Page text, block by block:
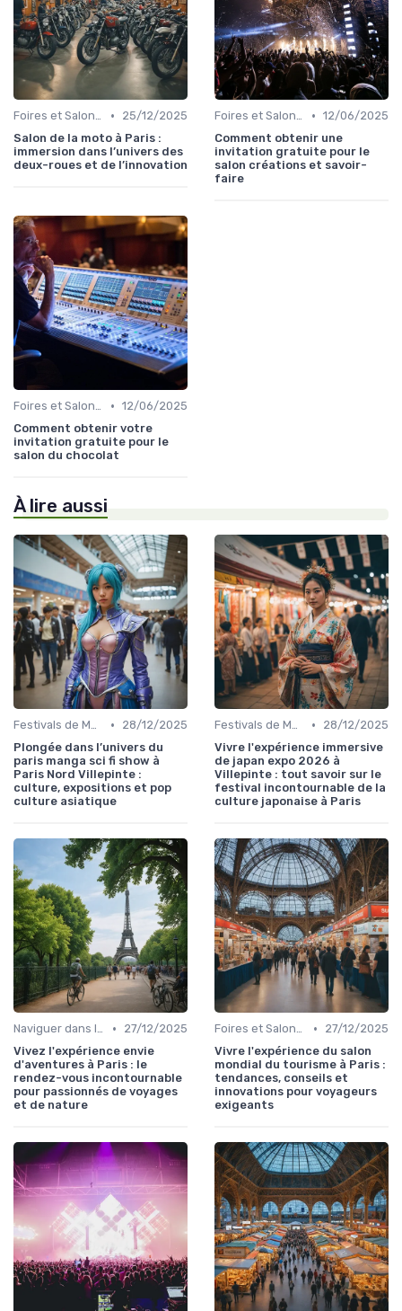
Foires et Salons Grand Public •
25/12/2025
Salon de la moto à Paris :
immersion dans l’univers des
deux-roues et de l’innovation
Foires et Salons Grand Public • 12/06/2025
Comment obtenir une
invitation gratuite pour le
salon créations et savoir-
faire
Foires et Salons Grand Public • 12/06/2025
Comment obtenir votre
invitation gratuite pour le
salon du chocolat
À lire aussi
Festivals de Musique et Culturels •
28/12/2025
Plongée dans l’univers du
paris manga sci fi show à
Paris Nord Villepinte :
culture, expositions et pop
culture asiatique
Festivals de Musique et Culturels •
28/12/2025
Vivre l'expérience immersive
de japan expo 2026 à
Villepinte : tout savoir sur le
festival incontournable de la
culture japonaise à Paris
Naviguer dans les Grands Événements •
27/12/2025
Vivez l'expérience envie
d'aventures à Paris : le
rendez-vous incontournable
pour passionnés de voyages
et de nature
Foires et Salons Grand Public •
27/12/2025
Vivre l'expérience du salon
mondial du tourisme à Paris :
tendances, conseils et
innovations pour voyageurs
exigeants